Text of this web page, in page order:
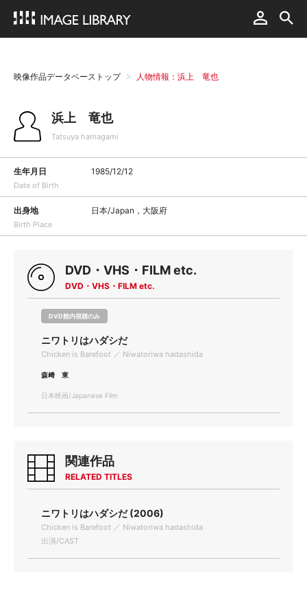
映像作品データベーストップ 人物情報：浜上 竜也
浜上 竜也
Tatsuya hamagami
生年月日
Date of Birth
1985/12/12
出身地
Birth Place
日本/Japan，大阪府
DVD・VHS・FILM etc.
DVD・VHS・FILM etc.
DVD館内視聴のみ
ニワトリはハダシだ
Chicken is Barefoot ／ Niwatoriwa hadashida
森﨑 東
日本映画/Japanese Film
関連作品
RELATED TITLES
ニワトリはハダシだ (2006)
Chicken is Barefoot ／ Niwatoriwa hadashida
出演/CAST